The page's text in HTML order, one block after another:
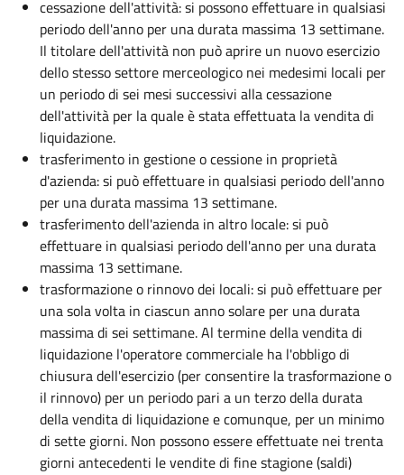
cessazione dell'attività: si possono effettuare in qualsiasi
periodo dell'anno per una durata massima 13 settimane.
Il titolare dell'attività non può aprire un nuovo esercizio
dello stesso settore merceologico nei medesimi locali per
un periodo di sei mesi successivi alla cessazione
dell'attività per la quale è stata effettuata la vendita di
liquidazione.
trasferimento in gestione o cessione in proprietà
d'azienda: si può effettuare in qualsiasi periodo dell'anno
per una durata massima 13 settimane.
trasferimento dell'azienda in altro locale: si può
effettuare in qualsiasi periodo dell'anno per una durata
massima 13 settimane.
trasformazione o rinnovo dei locali: si può effettuare per
una sola volta in ciascun anno solare per una durata
massima di sei settimane. Al termine della vendita di
liquidazione l'operatore commerciale ha l'obbligo di
chiusura dell'esercizio (per consentire la trasformazione o
il rinnovo) per un periodo pari a un terzo della durata
della vendita di liquidazione e comunque, per un minimo
di sette giorni. Non possono essere effettuate nei trenta
giorni antecedenti le vendite di fine stagione (saldi)